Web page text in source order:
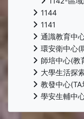
1144
1141
通識教育中
環安衛中心(
師培中心(教
大學生活探
教發中心
學安生輔中